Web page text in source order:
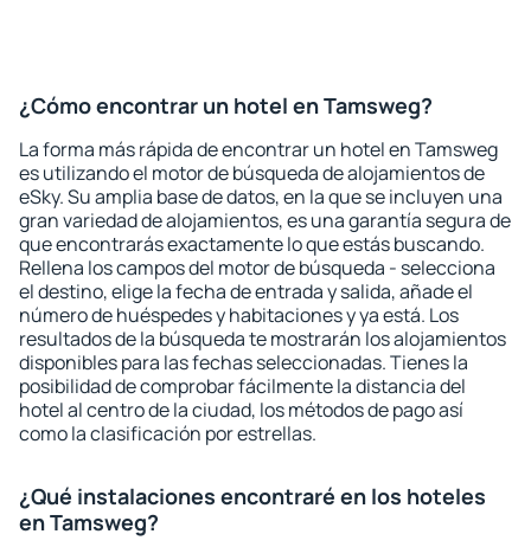
¿Cómo encontrar un hotel en Tamsweg?
La forma más rápida de encontrar un hotel en Tamsweg
es utilizando el motor de búsqueda de alojamientos de
eSky. Su amplia base de datos, en la que se incluyen una
gran variedad de alojamientos, es una garantía segura de
que encontrarás exactamente lo que estás buscando.
Rellena los campos del motor de búsqueda - selecciona
el destino, elige la fecha de entrada y salida, añade el
número de huéspedes y habitaciones y ya está. Los
resultados de la búsqueda te mostrarán los alojamientos
disponibles para las fechas seleccionadas. Tienes la
posibilidad de comprobar fácilmente la distancia del
hotel al centro de la ciudad, los métodos de pago así
como la clasificación por estrellas.
¿Qué instalaciones encontraré en los hoteles
en Tamsweg?